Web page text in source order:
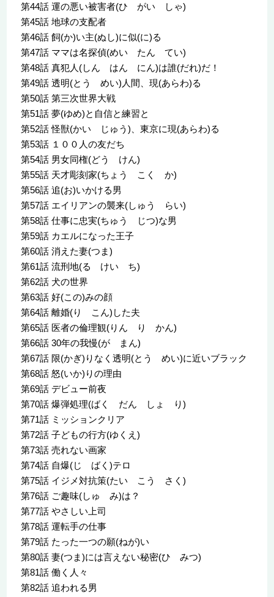
第44話 運の悪い被害者(ひ がい しゃ)
第45話 地球の支配者
第46話 飼(か)い主(ぬし)に似(に)る
第47話 ママは名探偵(めい たん てい)
第48話 真犯人(しん はん にん)は誰(だれ)だ！
第49話 透明(とう めい)人間、現(あらわ)る
第50話 第三次世界大戦
第51話 夢(ゆめ)と自信と練習と
第52話 怪獣(かい じゅう)、東京に現(あらわ)る
第53話 １００人の友だち
第54話 男女同権(どう けん)
第55話 天才彫刻家(ちょう こく か)
第56話 追(お)いかける男
第57話 エイリアンの襲来(しゅう らい)
第58話 仕事に忠実(ちゅう じつ)な男
第59話 カエルになった王子
第60話 消えた妻(つま)
第61話 流刑地(る けい ち)
第62話 犬の世界
第63話 好(この)みの顔
第64話 離婚(り こん)した夫
第65話 医者の倫理観(りん り かん)
第66話 30年の我慢(が まん)
第67話 限(かぎ)りなく透明(とう めい)に近いブラック
第68話 怒(いか)りの理由
第69話 デビュー前夜
第70話 爆弾処理(ばく だん しょ り)
第71話 ミッションクリア
第72話 子どもの行方(ゆくえ)
第73話 売れない画家
第74話 自爆(じ ばく)テロ
第75話 イジメ対抗策(たい こう さく)
第76話 ご趣味(しゅ み)は？
第77話 やさしい上司
第78話 運転手の仕事
第79話 たった一つの願(ねが)い
第80話 妻(つま)には言えない秘密(ひ みつ)
第81話 働く人々
第82話 追われる男